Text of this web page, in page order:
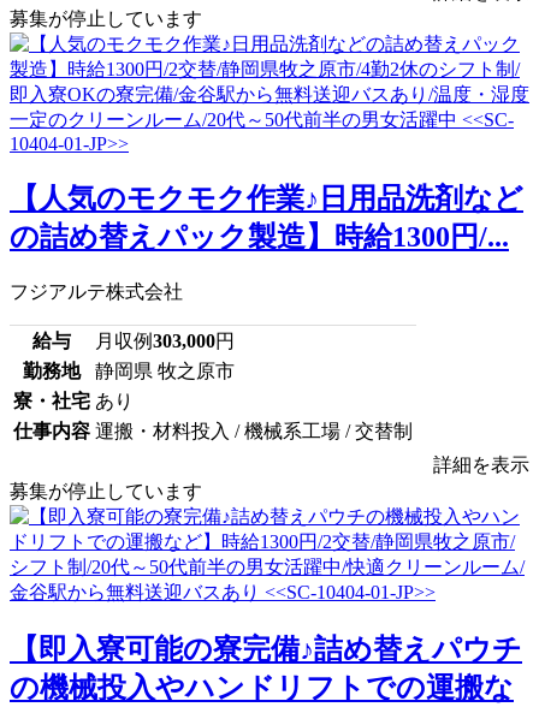
募集が停止しています
【人気のモクモク作業♪日用品洗剤など
の詰め替えパック製造】時給1300円/...
フジアルテ株式会社
給与 月収例303,000円
勤務地
静岡県 牧之原市
寮・社宅 あり
仕事内容 運搬・材料投入 / 機械系工場 / 交替制
詳細を表示
募集が停止しています
【即入寮可能の寮完備♪詰め替えパウチ
の機械投入やハンドリフトでの運搬な